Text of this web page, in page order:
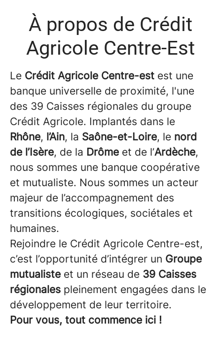
À propos de Crédit
Agricole Centre-Est
Le Crédit Agricole Centre-est est une
banque universelle de proximité, l'une
des 39 Caisses régionales du groupe
Crédit Agricole. Implantés dans le
Rhône, l’Ain, la Saône-et-Loire, le nord
de l’Isère, de la Drôme et de l’Ardèche,
nous sommes une banque coopérative
et mutualiste. Nous sommes un acteur
majeur de l’accompagnement des
transitions écologiques, sociétales et
humaines.
Rejoindre le Crédit Agricole Centre-est,
c’est l’opportunité d’intégrer un Groupe
mutualiste et un réseau de 39 Caisses
régionales pleinement engagées dans le
développement de leur territoire.
Pour vous, tout commence ici !